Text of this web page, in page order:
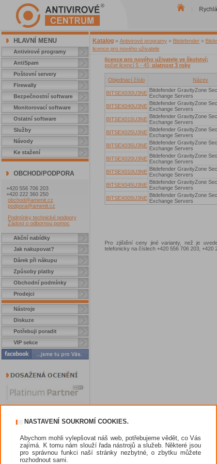
HLAVNÍ MENU
Antivirové programy
AntiSpam
Poštovní servery
Firewally
Bezpečnostní software
Monitorovací software
Ostatní software
Služby
Návody
Ke stažení
OBCHOD/PODPORA
+420 556 706 203
+420 222 360 250
obchod@amenit.cz
podpora@amenit.cz
Podmínky technické podpory
Žádost o odbornou pomoc
Akční nabídky
Jak nakupovat?
Dárek při nákupu
Způsoby platby
Obchodní podmínky
Prodejci
Nástroje
Diskuze
Potřebuji poradit
VIP sekce
Katalog » Antivirové programy » Bitdefender »
licence pro nového uživatele
licence pro nového uživatele ve školství;
počet licencí 5 - 45; platnost 3 roky
Objednací číslo Název
BITSEX030U3NE Bitdefender GravityZone
Exchange Servers
BITSEX040U3NE Bitdefender GravityZone
Exchange Servers
BITSEX015U3NE Bitdefender GravityZone
Exchange Servers
BITSEX025U3NE Bitdefender GravityZone
Exchange Servers
BITSEX035U3NE Bitdefender GravityZone
Exchange Servers
BITSEX020U3NE Bitdefender GravityZone
Exchange Servers
BITSEX010U3NE Bitdefender GravityZone
Exchange Servers
BITSEX045U3NE Bitdefender GravityZone
Exchange Servers
BITSEX005U3NE Bitdefender GravityZone
Exchange Servers
Pro zjištění ceny jiné varianty, než je
telefonicky na číslech +420 556 706 203, +420
NASTAVENÍ SOUKROMÍ COOKIES.
Abychom mohli vylepšovat náš web, potřebujeme vědět, co Vás
zajímá. K tomu nám slouží řada nástrojů a služeb. Některé jsou
pro správnou funkci naší stránky nezbytné, o zbytku můžete
rozhodnout sami.